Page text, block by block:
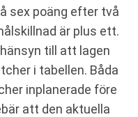
sex poäng efter två
är plus ett.
till att lagen
i tabellen. Båda
inplanerade före
att den aktuella